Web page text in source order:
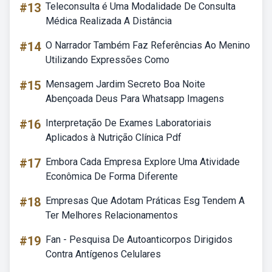
#13 Teleconsulta é Uma Modalidade De Consulta
Médica Realizada A Distância
#14 O Narrador Também Faz Referências Ao Menino
Utilizando Expressões Como
#15 Mensagem Jardim Secreto Boa Noite
Abençoada Deus Para Whatsapp Imagens
#16 Interpretação De Exames Laboratoriais
Aplicados à Nutrição Clínica Pdf
#17 Embora Cada Empresa Explore Uma Atividade
Econômica De Forma Diferente
#18 Empresas Que Adotam Práticas Esg Tendem A
Ter Melhores Relacionamentos
#19 Fan - Pesquisa De Autoanticorpos Dirigidos
Contra Antígenos Celulares